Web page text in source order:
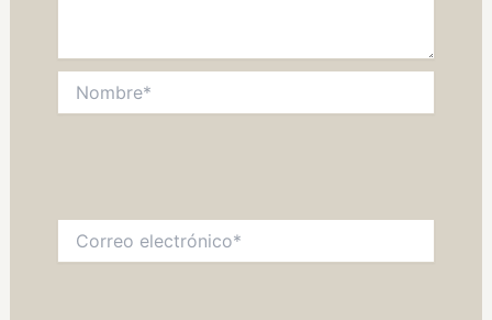
electrónico*